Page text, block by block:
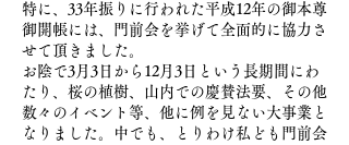
特に、33年振りに行われた平成12年の御本尊
御開帳には、門前会を挙げて全面的に協力さ
せて頂きました。
お陰で3月3日から12月3日という長期間にわ
たり、桜の植樹、山内での慶賛法要、その他
数々のイベント等、他に例を見ない大事業と
なりました。中でも、とりわけ私ども門前会